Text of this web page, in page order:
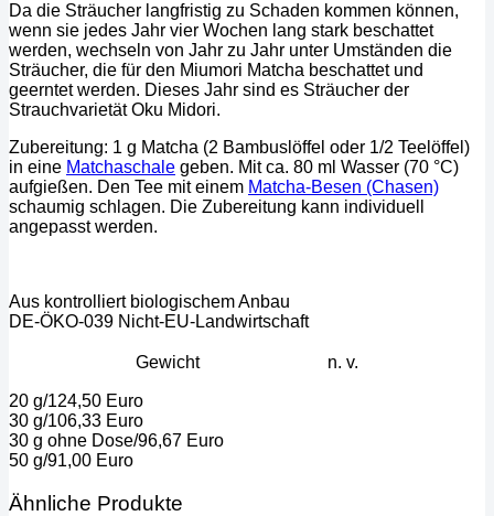
Da die Sträucher langfristig zu Schaden kommen können,
wenn sie jedes Jahr vier Wochen lang stark beschattet
werden, wechseln von Jahr zu Jahr unter Umständen die
Sträucher, die für den Miumori Matcha beschattet und
geerntet werden. Dieses Jahr sind es Sträucher der
Strauchvarietät Oku Midori.
Zubereitung: 1 g Matcha (2 Bambuslöffel oder 1/2 Teelöffel)
in eine Matchaschale geben. Mit ca. 80 ml Wasser (70 °C)
aufgießen. Den Tee mit einem Matcha-Besen (Chasen)
schaumig schlagen. Die Zubereitung kann individuell
angepasst werden.
Aus kontrolliert biologischem Anbau
DE-ÖKO-039 Nicht-EU-Landwirtschaft
Gewicht n. v.
20 g/124,50 Euro
30 g/106,33 Euro
30 g ohne Dose/96,67 Euro
50 g/91,00 Euro
Ähnliche Produkte